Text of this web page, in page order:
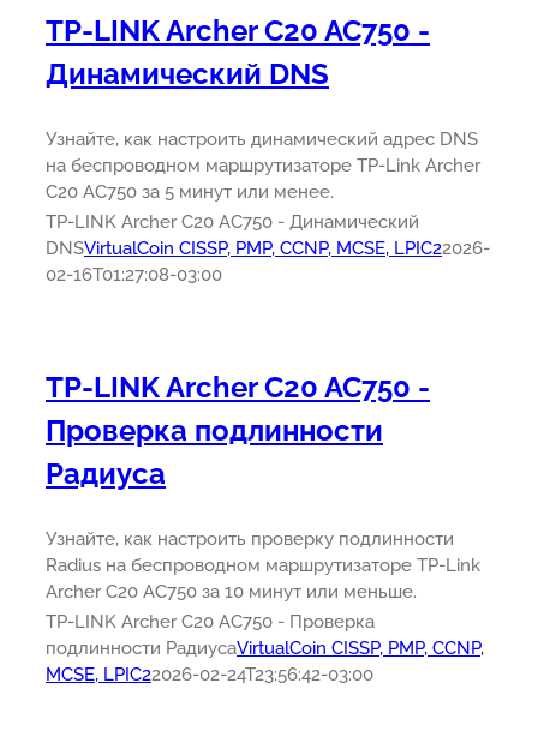
TP-LINK Archer C20 AC750 -
Динамический DNS
Узнайте, как настроить динамический адрес DNS
на беспроводном маршрутизаторе TP-Link Archer
C20 AC750 за 5 минут или менее.
TP-LINK Archer C20 AC750 - Динамический
DNSVirtualCoin CISSP, PMP, CCNP, MCSE, LPIC22026-
02-16T01:27:08-03:00
TP-LINK Archer C20 AC750 -
Проверка подлинности
Радиуса
Узнайте, как настроить проверку подлинности
Radius на беспроводном маршрутизаторе TP-Link
Archer C20 AC750 за 10 минут или меньше.
TP-LINK Archer C20 AC750 - Проверка
подлинности РадиусаVirtualCoin CISSP, PMP, CCNP,
MCSE, LPIC22026-02-24T23:56:42-03:00